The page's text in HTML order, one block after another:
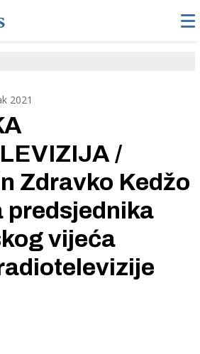
2021
/
Zdravko Kedžo
predsjednika
vijeća